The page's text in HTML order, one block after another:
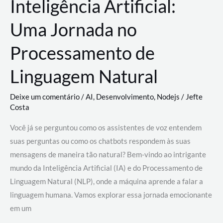
Inteligência Artificial:
Uma Jornada no
Processamento de
Linguagem Natural
Deixe um comentário/AI, Desenvolvimento, Nodejs / Jefte
Costa
Você já se perguntou como os assistentes de voz entendem
suas perguntas ou como os chatbots respondem às suas
mensagens de maneira tão natural? Bem-vindo ao intrigante
mundo da Inteligência Artificial (IA) e do Processamento de
Linguagem Natural (NLP), onde a máquina aprende a falar a
linguagem humana. Vamos explorar essa jornada emocionante
em um